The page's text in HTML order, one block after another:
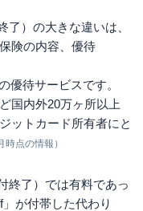
）の大きな違いは、
険の内容、優待
優待サービスです。
国内外20万ヶ所以上
ットカード所有者にと
点の情報）
終了）では有料であっ
が付帯した代わり